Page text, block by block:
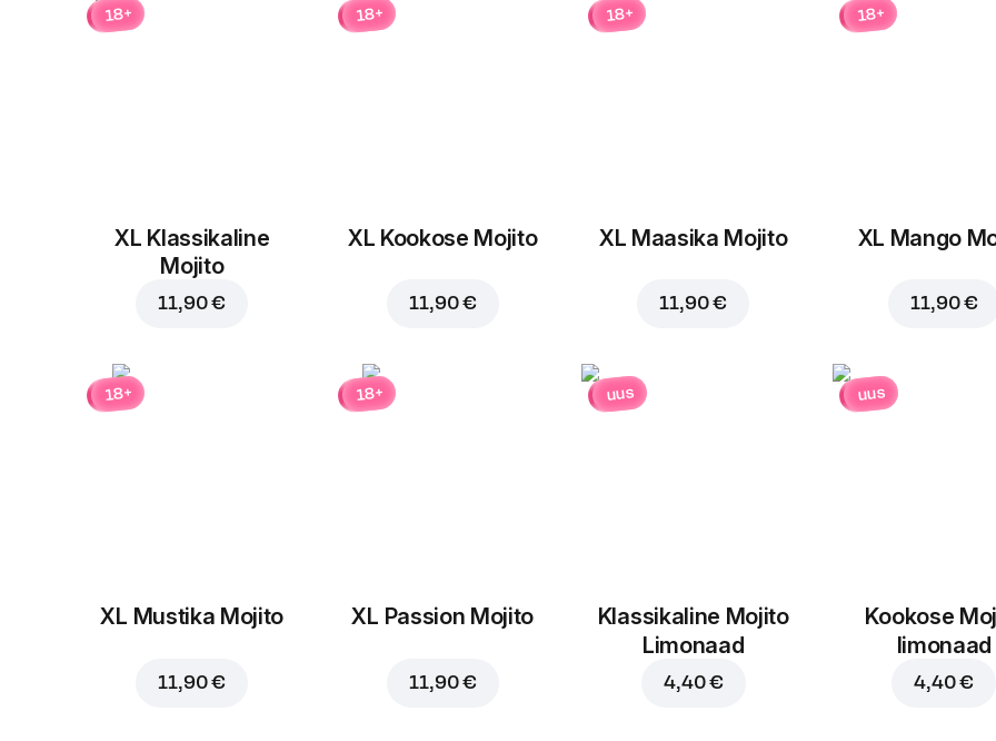
Lisa ostukorvi hinnaga
18+
XL Klassikaline
Mojito
11,90 €
18+
XL Kookose Mojito
11,90 €
18+
XL Maasika Mojito
11,90 €
18+
XL Mango
11,90 €
18+
XL Mustika Mojito
11,90 €
18+
XL Passion Mojito
11,90 €
uus
Klassikaline Mojito
Limonaad
4,40 €
uus
Kookose
limonaad
4,40 €